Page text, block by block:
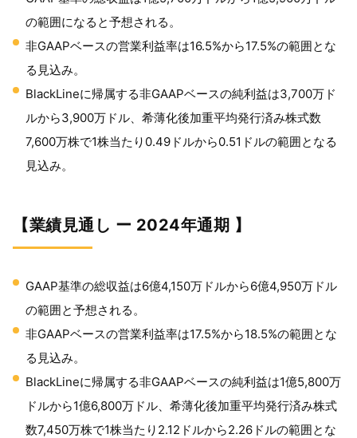
の範囲になると予想される。
非GAAPベースの営業利益率は16.5%から17.5%の範囲とな
る見込み。
BlackLineに帰属する非GAAPベースの純利益は3,700万ド
ルから3,900万ドル、希薄化後加重平均発行済み株式数
7,600万株で1株当たり0.49ドルから0.51ドルの範囲となる
見込み。
【業績見通し ー 2024年通期 】
GAAP基準の総収益は6億4,150万ドルから6億4,950万ドル
の範囲と予想される。
非GAAPベースの営業利益率は17.5%から18.5%の範囲とな
る見込み。
BlackLineに帰属する非GAAPベースの純利益は1億5,800万
ドルから1億6,800万ドル、希薄化後加重平均発行済み株式
数7,450万株で1株当たり2.12ドルから2.26ドルの範囲とな